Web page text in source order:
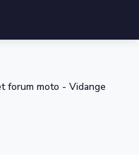
forum moto - Vidange